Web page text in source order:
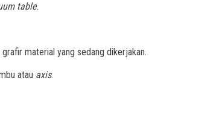
table.
material yang sedang dikerjakan.
atau axis.